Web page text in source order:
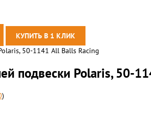
50-1141 All Balls Racing
подвески Polaris, 50-
)